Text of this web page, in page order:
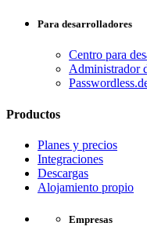
Para desarrolladores
Centro para
Administrador
Productos
Planes y precios
Integraciones
Descargas
Alojamiento propio
Empresas